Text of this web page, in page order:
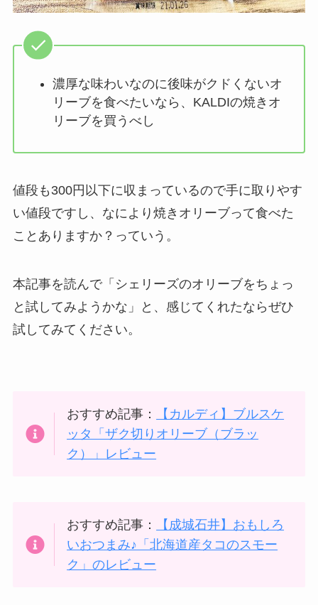
濃厚な味わいなのに後味がクドくないオ
リーブを食べたいなら、KALDIの焼きオ
リーブを買うべし
値段も300円以下に収まっているので手に取りやす
い値段ですし、なにより焼きオリーブって食べた
ことありますか？っていう。
本記事を読んで「シェリーズのオリーブをちょっ
と試してみようかな」と、感じてくれたならぜひ
試してみてください。
おすすめ記事：
【カルディ】ブルスケ
ッタ「ザク切りオリーブ（ブラッ
ク）」レビュー
おすすめ記事：
【成城石井】おもしろ
いおつまみ♪「北海道産タコのスモー
ク」のレビュー